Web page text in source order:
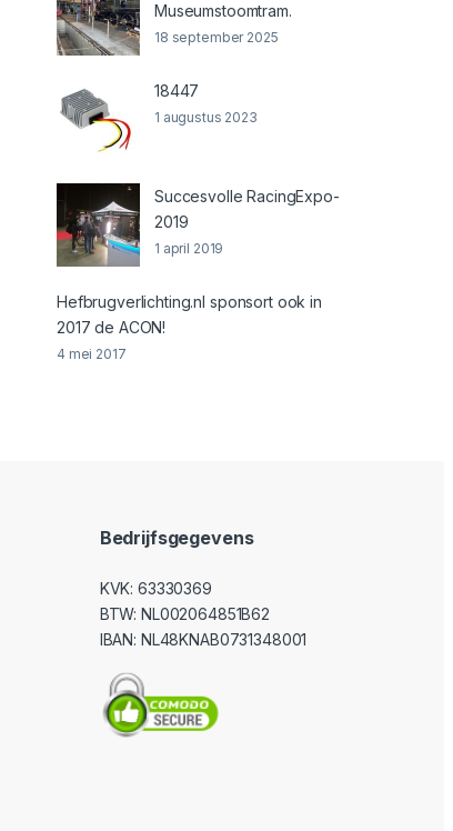
Museumstoomtram.
18 september 2025
18447
1 augustus 2023
Succesvolle RacingExpo-
2019
1 april 2019
Hefbrugverlichting.nl sponsort ook in
2017 de ACON!
4 mei 2017
Bedrijfsgegevens
KVK: 63330369
BTW: NL002064851B62
IBAN: NL48KNAB0731348001